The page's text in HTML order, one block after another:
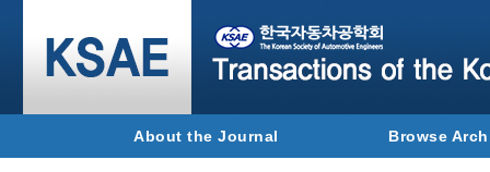
About the Journal Browse